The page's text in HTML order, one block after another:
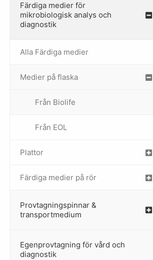
Färdiga medier för
mikrobiologisk analys och
diagnostik
Alla Färdiga medier
Medier på flaska
–
Från Biolife
–
Från EOL
–
Plattor
–
Färdiga medier på rör
–
Provtagningspinnar &
transportmedium
–
Egenprovtagning för vård och
diagnostik
–